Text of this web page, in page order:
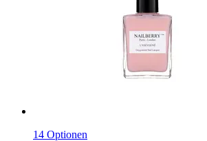
14 Optionen